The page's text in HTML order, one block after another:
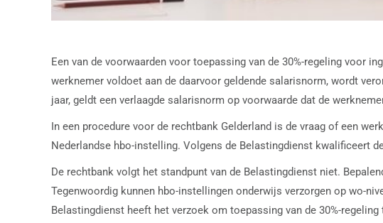
Een van de voorwaarden voor toepassing van de 30%-regeling voor
werknemer voldoet aan de daarvoor geldende salarisnorm, wordt
jaar, geldt een verlaagde salarisnorm op voorwaarde dat de
In een procedure voor de rechtbank Gelderland is de vraag of een
Nederlandse hbo-instelling. Volgens de Belastingdienst kwalificeert
De rechtbank volgt het standpunt van de Belastingdienst niet.
Tegenwoordig kunnen hbo-instellingen onderwijs verzorgen op wo-
Belastingdienst heeft het verzoek om toepassing van de 30%-